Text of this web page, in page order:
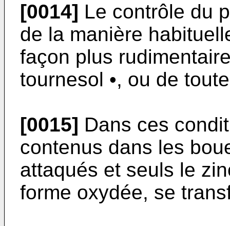
[0014] Le contrôle du
de la manière
façon plus
tournesol •, ou de
[0015] Dans ces
contenus dans les
attaqués et seuls le
forme oxydée, se